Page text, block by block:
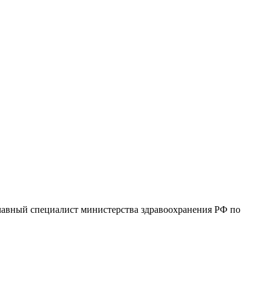
специалист министерства здравоохранения РФ по